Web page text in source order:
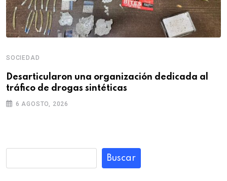
SOCIEDAD
Desarticularon una organización dedicada al
tráfico de drogas sintéticas
6 AGOSTO, 2026
Buscar